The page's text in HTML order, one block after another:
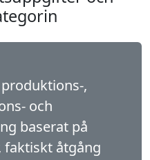
,
och
baserat på
faktiskt åtgång